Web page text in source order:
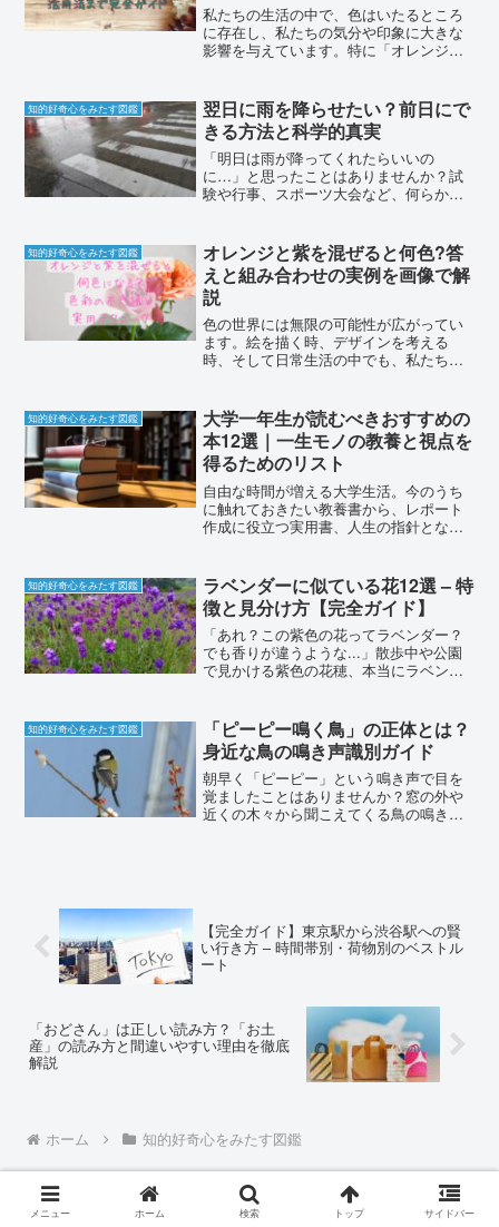
私たちの生活の中で、色はいたるところ
に存在し、私たちの気分や印象に大きな
影響を与えています。特に「オレンジ」
るとどのような色が生まれるのでしょう
か？また、その混色によっ...
知的好奇心をみたす図鑑
翌日に雨を降らせたい？前日にで
きる方法と科学的真実
「明日は雨が降ってくれたらいいの
に…」と思ったことはありませんか？試
験や行事、スポーツ大会など、何らかの
「雨を降らせる 方法 前日」というキーワ
ードで多くの人が検索して...
知的好奇心をみたす図鑑
オレンジと紫を混ぜると何色?答
えと組み合わせの実例を画像で解
説
色の世界には無限の可能性が広がってい
ます。絵を描く時、デザインを考える
時、そして日常生活の中でも、私たちは
彩は、創造性を刺激し、思いがけない発
見をもたらしてくれます。今...
知的好奇心をみたす図鑑
大学一年生が読むべきおすすめの
本12選｜一生モノの教養と視点を
得るためのリスト
自由な時間が増える大学生活。今のうち
に触れておきたい教養書から、レポート
作成に役立つ実用書、人生の指針となる
知的好奇心をみたす図鑑
ラベンダーに似ている花12選 – 特
徴と見分け方【完全ガイド】
「あれ？この紫色の花ってラベンダー？
でも香りが違うような...」散歩中や公園
で見かける紫色の花穂、本当にラベンダ
のに全く別の花という「ラベンダーそっ
くりさん」が数多く存...
知的好奇心をみたす図鑑
「ピーピー鳴く鳥」の正体とは？
身近な鳥の鳴き声識別ガイド
朝早く「ピーピー」という鳴き声で目を
覚ましたことはありませんか？窓の外や
近くの木々から聞こえてくる鳥の鳴き
【完全ガイド】東京駅から渋谷駅への賢
い行き方 – 時間帯別・荷物別のベストル
ート
「おどさん」は正しい読み方？「お土
産」の読み方と間違いやすい理由を徹底
解説
ホーム 知的好奇心をみたす図鑑
メニュー ホーム 検索 トップ サイドバー